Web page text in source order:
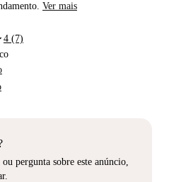
Ver mais
4 (7)
pergunta sobre este anúncio,